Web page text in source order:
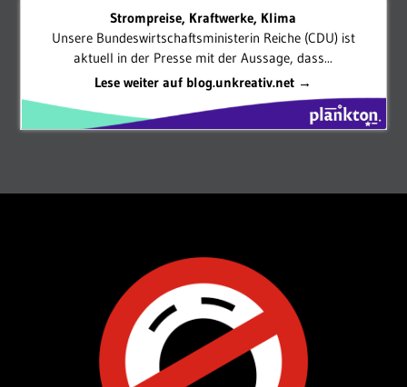
Strompreise, Kraftwerke, Klima
Unsere Bundeswirtschaftsministerin Reiche (CDU) ist
aktuell in der Presse mit der Aussage, dass...
Lese weiter auf blog.unkreativ.net →